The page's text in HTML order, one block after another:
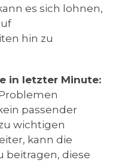
es sich lohnen,
hin zu
in letzter Minute:
passender
wichtigen
kann die
beitragen, diese